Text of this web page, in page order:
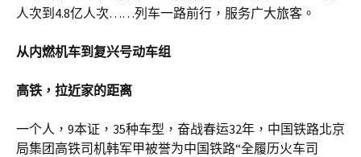
人次到4.8亿人次……列车一路前行，服务广大旅客。
从内燃机车到复兴号动车组
高铁，拉近家的距离
一个人，9本证，35种车型，奋战春运32年，中国铁路北京
局集团高铁司机韩军甲被誉为中国铁路“全履历火车司